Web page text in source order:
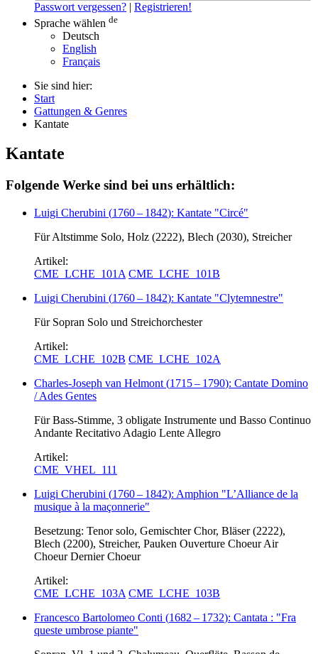
Passwort vergessen? | Registrieren!
Sprache wählen de
Deutsch
English
Français
Sie sind hier:
Start
Gattungen & Genres
Kantate
Kantate
Folgende Werke sind bei uns erhältlich:
Luigi Cherubini (1760– 1842): Kantate "Circé"
Für Altstimme Solo, Holz (2222), Blech (2030), Streicher
Artikel:
CME_LCHE_101A CME_LCHE_101B
Luigi Cherubini (1760– 1842): Kantate "Clytemnestre"
Für Sopran Solo und Streichorchester
Artikel:
CME_LCHE_102B CME_LCHE_102A
Charles-Joseph van Helmont (1715– 1790): Cantate Domino
/ Ades Gentes
Für Bass-Stimme, 3 obligate Instrumente und Basso Continuo
Andante Recitativo Adagio Lente Allegro
Artikel:
CME_VHEL_111
Luigi Cherubini (1760– 1842): Amphion "L’Alliance de la
musique à la maçonnerie"
Besetzung: Tenor solo, Gemischter Chor, Bläser (2222),
Blech (2200), Streicher, Pauken Ouverture Choeur Air
Choeur Dernier Choeur
Artikel:
CME_LCHE_103A CME_LCHE_103B
Francesco Bartolomeo Conti (1682 – 1732): Cantata : "Fra
queste umbrose piante"